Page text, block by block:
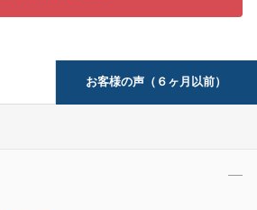
お客様の声（６ヶ月以前）